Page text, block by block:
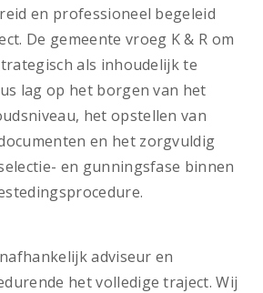
en professioneel begeleid
De gemeente vroeg K & R om
als inhoudelijk te
lag op het borgen van het
het opstellen van
en het zorgvuldig
en gunningsfase binnen
adviseur en
het volledige traject. Wij